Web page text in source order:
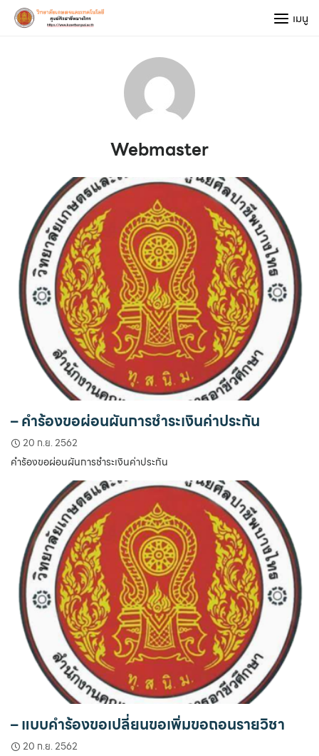
Skip
เมนู
Webmaster
– คำร้องขอผ่อนผันการชำระเงินค่าประกัน
20 ก.ย. 2562
คำร้องขอผ่อนผันการชำระเงินค่าประกัน
– แบบคำร้องขอเปลี่ยนขอเพิ่มขอถอนรายวิชา
20 ก.ย. 2562